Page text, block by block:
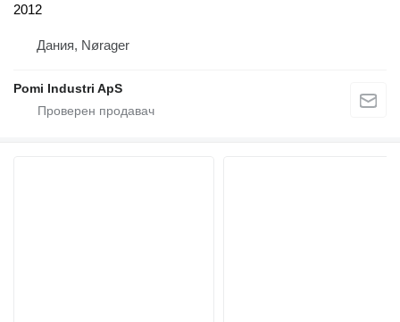
2012
Дания, Nørager
Pomi Industri ApS